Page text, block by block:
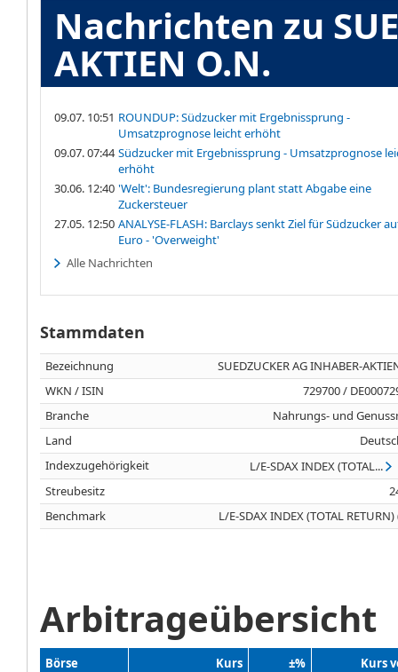
Nachrichten zu
AKTIEN O.N.
09.07. 10:51 ROUNDUP: Südzucker mit Ergebnissprung -
Umsatzprognose leicht erhöht
09.07. 07:44 Südzucker mit Ergebnissprung - Umsatzprognose
erhöht
30.06. 12:40 'Welt': Bundesregierung plant statt Abgabe eine
Zuckersteuer
27.05. 12:50 ANALYSE-FLASH: Barclays senkt Ziel für Südzucker
Euro - 'Overweight'
Alle Nachrichten
Stammdaten
Bezeichnung
SUEDZUCKER AG INHABER-
WKN / ISIN
729700 /
Branche
Nahrungs- und
Land
Indexzugehörigkeit
L/E-SDAX INDEX (TOTAL...
Streubesitz
Benchmark
L/E-SDAX INDEX (TOTAL RETURN)
Arbitrageübersicht
Börse Kurs ±%
Kurs